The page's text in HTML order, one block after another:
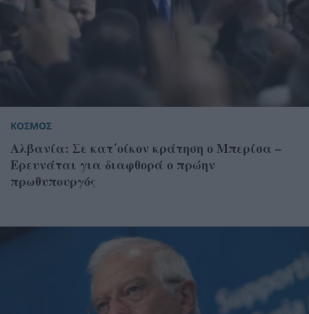
ΚΟΣΜΟΣ
Αλβανία: Σε κατ΄οίκον κράτηση ο Μπερίσα –
Ερευνάται για διαφθορά ο πρώην
πρωθυπουργός